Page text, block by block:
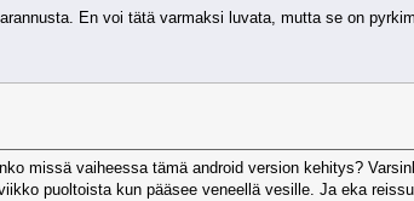
En voi tätä varmaksi luvata, mutta se on
missä vaiheessa tämä android version kehitys?
puoltoista kun pääsee veneellä vesille. Ja eka